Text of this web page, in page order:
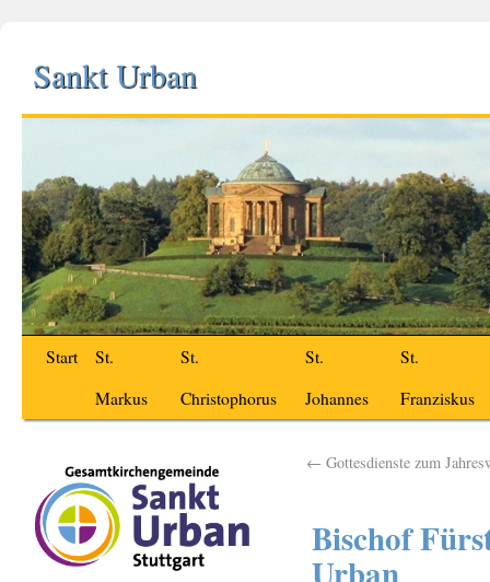
Sankt Urban
Start
St.
Markus
St.
Christophorus
St.
Johannes
St.
Franziskus
← Gottesdienste zum
Bischof